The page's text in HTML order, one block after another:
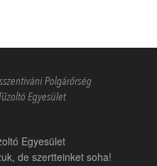
Egyesület
de szertteinket soha!